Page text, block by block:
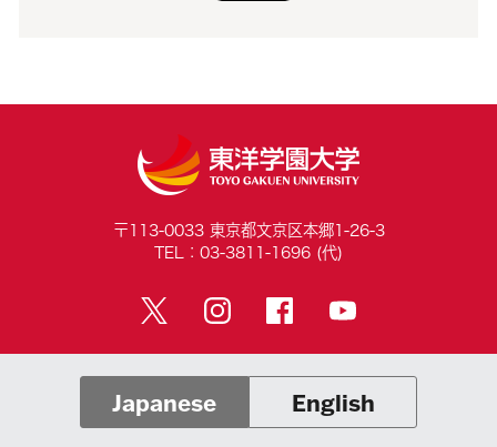
〒113-0033 東京都文京区本郷1-26-3
TEL：03-3811-1696 (代)
Japanese English